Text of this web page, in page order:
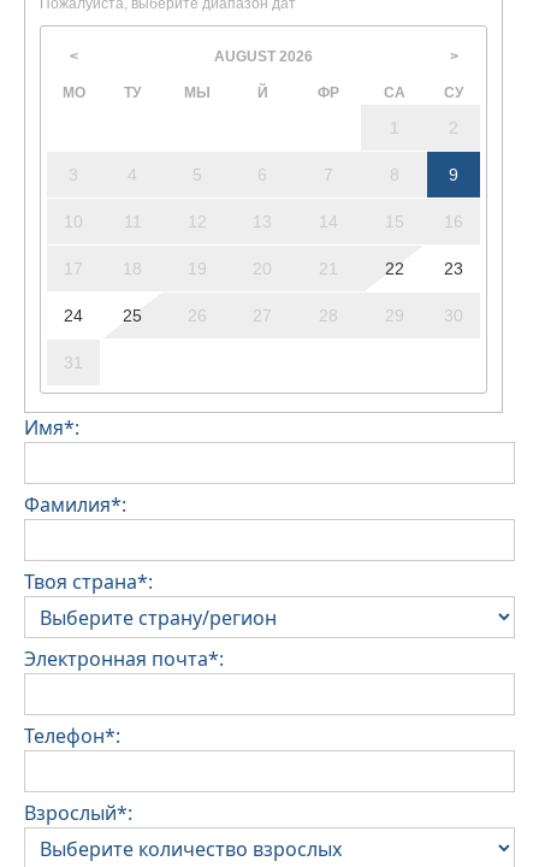
Залог за ущерб:
За содержание домашних животных или при
соблюдении особых условий может взиматься
Пожалуйста, выберите диапазон дат
< AUGUST 2026 >
МО ТУ МЫ Й ФР СА СУ
1 2
3 4 5 6 7 8 9
10 11 12 13 14 15 16
17 18 19 20 21 22 23
24 25 26 27 28 29 30
31
Имя*:
Фамилия*:
Твоя страна*:
Электронная почта*:
Телефон*:
Взрослый*: